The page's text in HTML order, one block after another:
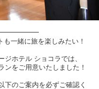
一緒に旅を楽しみたい！
ホテル ショコラでは、
ンをご用意いたしました！
下のご案内を必ずご確認く